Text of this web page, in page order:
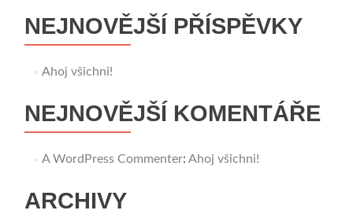
NEJNOVĚJŠÍ PŘÍSPĚVKY
Ahoj všichni!
NEJNOVĚJŠÍ KOMENTÁŘE
A WordPress Commenter: Ahoj všichni!
ARCHIVY